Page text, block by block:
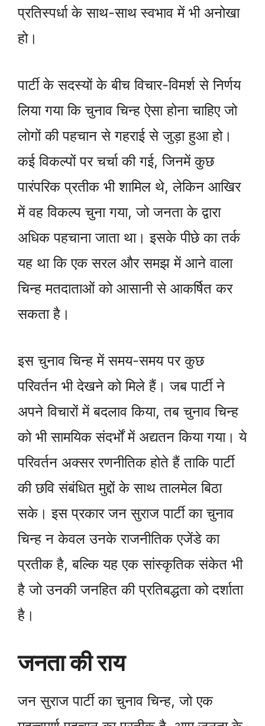
प्रतिस्पर्धा के साथ-साथ स्वभाव में भी अनोखा
हो।
पार्टी के सदस्यों के बीच विचार-विमर्श से निर्णय
लिया गया कि चुनाव चिन्ह ऐसा होना चाहिए जो
लोगों की पहचान से गहराई से जुड़ा हुआ हो।
कई विकल्पों पर चर्चा की गई, जिनमें कुछ
पारंपरिक प्रतीक भी शामिल थे, लेकिन आखिर
में वह विकल्प चुना गया, जो जनता के द्वारा
अधिक पहचाना जाता था। इसके पीछे का तर्क
यह था कि एक सरल और समझ में आने वाला
चिन्ह मतदाताओं को आसानी से आकर्षित कर
सकता है।
इस चुनाव चिन्ह में समय-समय पर कुछ
परिवर्तन भी देखने को मिले हैं। जब पार्टी ने
अपने विचारों में बदलाव किया, तब चुनाव चिन्ह
को भी सामयिक संदर्भों में अद्यतन किया गया। ये
परिवर्तन अक्सर रणनीतिक होते हैं ताकि पार्टी
की छवि संबंधित मुद्दों के साथ तालमेल बिठा
सके। इस प्रकार जन सुराज पार्टी का चुनाव
चिन्ह न केवल उनके राजनीतिक एजेंडे का
प्रतीक है, बल्कि यह एक सांस्कृतिक संकेत भी
है जो उनकी जनहित की प्रतिबद्धता को दर्शाता
है।
जनता की राय
जन सुराज पार्टी का चुनाव चिन्ह, जो एक